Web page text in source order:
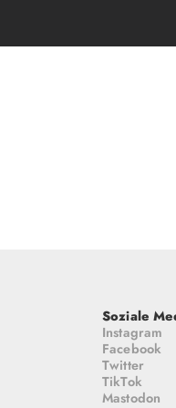
Soziale
Instagram
Facebook
Twitter
TikTok
Mastodon